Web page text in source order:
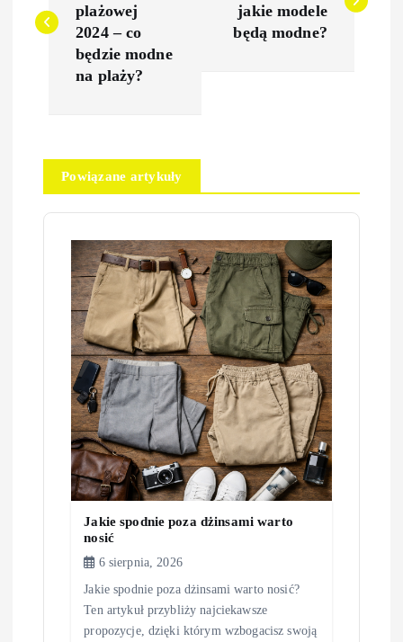
w
a
c
plażowej
2024 – co
będzie modne
na plaży?
jakie modele
będą modne?
Powiązane artykuły
Jakie spodnie poza dżinsami warto
nosić
6 sierpnia, 2026
Jakie spodnie poza dżinsami warto nosić?
Ten artykuł przybliży najciekawsze
propozycje, dzięki którym wzbogacisz swoją